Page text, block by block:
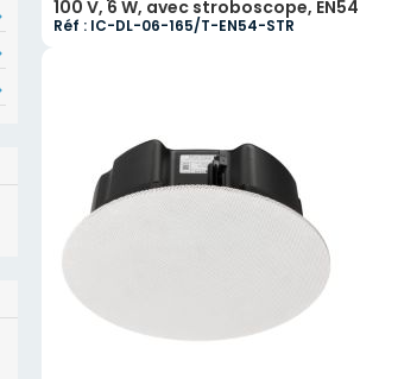
100 V, 6 W, avec stroboscope, EN54
Réf : IC-DL-06-165/T-EN54-STR